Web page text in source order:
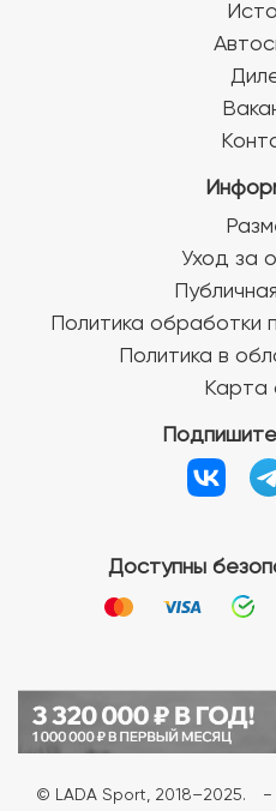
Уход за
Политика обработки
Политика в
Карта
Доступны
© LADA Sport, 2018–2025. −